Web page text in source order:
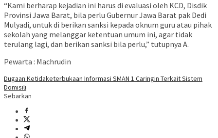
“Kami berharap kejadian ini harus di evaluasi oleh KCD, Disdik
Provinsi Jawa Barat, bila perlu Gubernur Jawa Barat pak Dedi
Mulyadi, untuk di berikan sanksi kepada oknum guru atau pihak
sekolah yang melanggar ketentuan umum ini, agar tidak
terulang lagi, dan berikan sanksi bila perlu,” tutupnya A.
Pewarta : Machrudin
Dugaan Ketidaketerbukaan Informasi SMAN 1 Caringin Terkait Sistem
Domisili
Sebarkan